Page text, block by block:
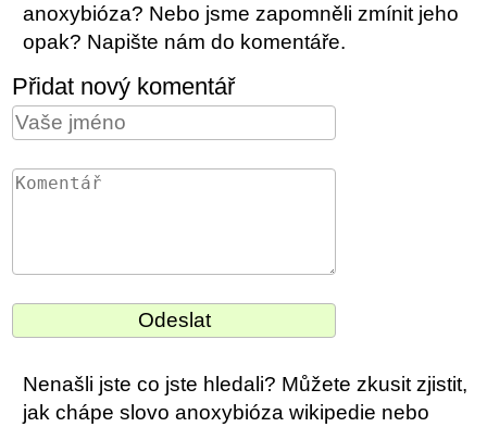
anoxybióza? Nebo jsme zapomněli zmínit jeho
opak? Napište nám do komentáře.
Přidat nový komentář
Nenašli jste co jste hledali? Můžete zkusit zjistit,
jak chápe slovo anoxybióza wikipedie nebo